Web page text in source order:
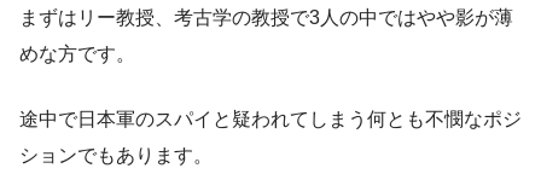
まずはリー教授、考古学の教授で3人の中ではやや影が薄
めな方です。
途中で日本軍のスパイと疑われてしまう何とも不憫なポジ
ションでもあります。